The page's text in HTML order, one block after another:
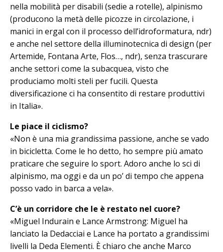
nella mo­bilità per disabili (sedie a rotelle), alpinismo
(producono la metà delle picozze in circolazione, i
manici in ergal con il processo dell’idroformatura, ndr)
e anche nel settore della illuminotecnica di design (per
Artemide, Fontana Arte, Flos…, ndr), senza trascurare
anche settori come la subacquea, visto che
produciamo molti steli per fucili. Questa
diversificazione ci ha consentito di restare produttivi
in Italia».
Le piace il ciclismo?
«Non è una mia grandissima passione, anche se vado
in bicicletta. Come le ho detto, ho sempre più amato
praticare che seguire lo sport. Adoro anche lo sci di
alpinismo, ma oggi e da un po’ di tempo che appena
posso vado in barca a vela».
C’è un corridore che le è restato nel cuore?
«Miguel Indurain e Lance Armstrong: Miguel ha
lanciato la Dedacciai e Lan­ce ha portato a grandissimi
livelli la Deda Elementi. È chiaro che anche Marco